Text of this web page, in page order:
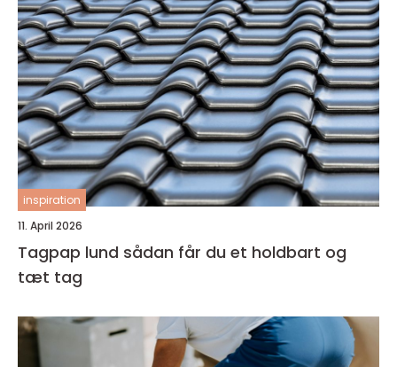
inspiration
11. April 2026
Tagpap lund sådan får du et holdbart og
tæt tag